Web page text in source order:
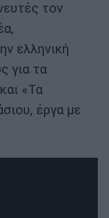
τον
ελληνική
για τα
«Τα
έργα με